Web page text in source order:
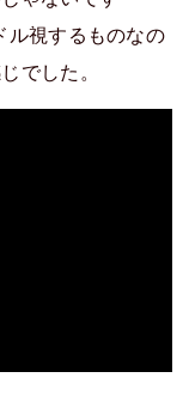
視するものなの
でした。